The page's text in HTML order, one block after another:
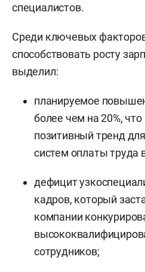
специалистов.
Среди ключевых
способствовать росту
выделил:
планируемое
более чем на 20%, что
позитивный тренд
систем оплаты труда
дефицит
кадров, который
компании
сотрудников;